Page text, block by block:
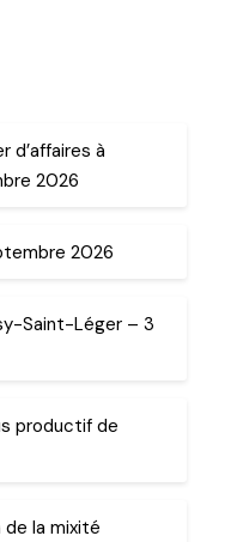
d’affaires à
2026
2026
Saint-Léger – 3
productif de
la mixité